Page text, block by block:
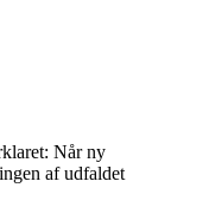
Når ny
af udfaldet